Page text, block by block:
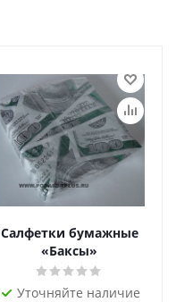
Салфетки бумажные
«Баксы»
Уточняйте наличие